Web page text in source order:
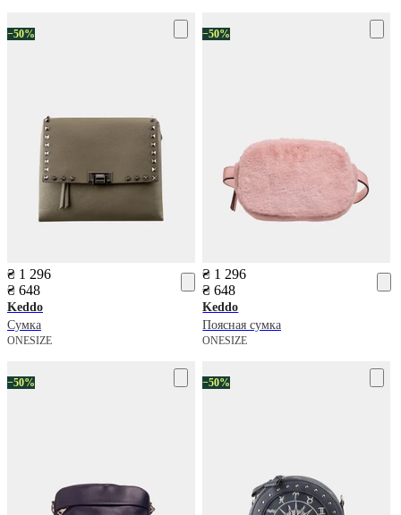
−50%
₴ 1 296
₴ 648
Keddo
Сумка
ONESIZE
−50%
₴ 1 296
₴ 648
Keddo
Поясная сумка
ONESIZE
−50% −50%